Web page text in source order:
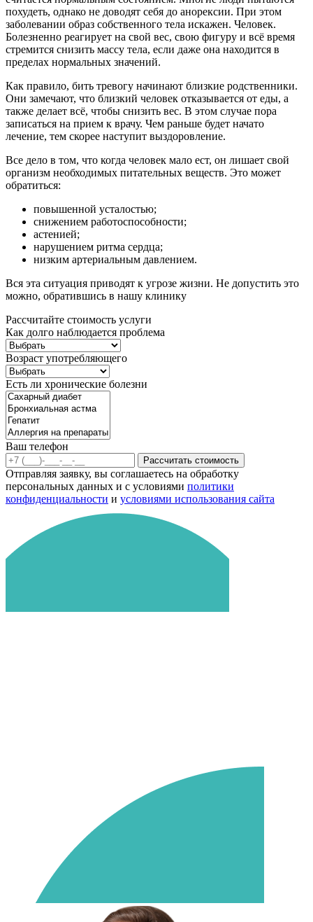
похудеть, однако не доводят себя до анорексии. При этом
заболевании образ собственного тела искажен. Человек.
Болезненно реагирует на свой вес, свою фигуру и всё время
стремится снизить массу тела, если даже она находится в
пределах нормальных значений.
Как правило, бить тревогу начинают близкие родственники.
Они замечают, что близкий человек отказывается от еды, а
также делает всё, чтобы снизить вес. В этом случае пора
записаться на прием к врачу. Чем раньше будет начато
лечение, тем скорее наступит выздоровление.
Все дело в том, что когда человек мало ест, он лишает свой
организм необходимых питательных веществ. Это может
обратиться:
повышенной усталостью;
снижением работоспособности;
астенией;
нарушением ритма сердца;
низким артериальным давлением.
Вся эта ситуация приводят к угрозе жизни. Не допустить это
можно, обратившись в нашу клинику
Рассчитайте стоимость услуги
Как долго наблюдается проблема
Возраст употребляющего
Есть ли хронические болезни
Ваш телефон
Рассчитать стоимость
Отправляя заявку, вы соглашаетесь на обработку
персональных данных и с условиями политики
конфиденциальности и условиями использования сайта